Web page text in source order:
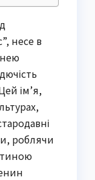
несе в
ім’я,
роблячи